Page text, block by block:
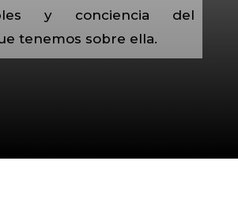
y conciencia del
tenemos sobre ella.